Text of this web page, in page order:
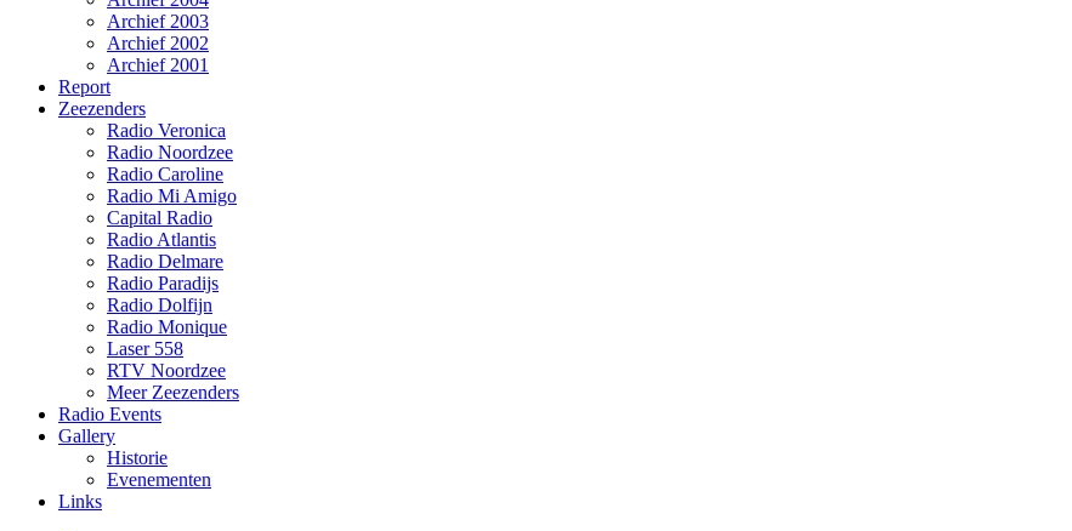
Archief 2003
Archief 2002
Archief 2001
Report
Zeezenders
Radio Veronica
Radio Noordzee
Radio Caroline
Radio Mi Amigo
Capital Radio
Radio Atlantis
Radio Delmare
Radio Paradijs
Radio Dolfijn
Radio Monique
Laser 558
RTV Noordzee
Meer Zeezenders
Radio Events
Gallery
Historie
Evenementen
Links